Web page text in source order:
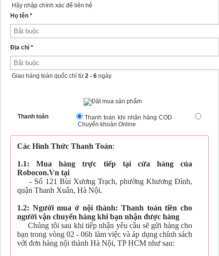
Hãy nhập chính xác để liên hệ
Họ tên *
Địa chỉ *
Giao hàng toàn quốc chỉ từ 2 - 6 ngày
Thanh toán
Thanh toán khi nhận hàng COD
Chuyển khoản Online
Các Hình Thức Thanh Toán:
1.1: Mua hàng trực tiếp tại cửa hàng của
Robocon.Vn tại
- Số 121 Bùi Xương Trạch, phường Khương Đình,
quận Thanh Xuân, Hà Nội.
1.2: Người mua ở nội thành: Thanh toán tiền cho
người vận chuyển hàng khi bạn nhận được hàng
Chúng tôi sau khi tiếp nhận yêu cầu sẽ gửi hàng cho
bạn trong vòng 02 - 06h làm việc và áp dụng chính sách
với đơn hàng nội thành Hà Nội, TP HCM như sau: